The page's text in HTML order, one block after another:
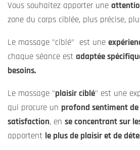
Vous souhaitez apporter une
zone du corps ciblée, plus précise,
Le massage "ciblé" est une
chaque séance est adaptée
besoins.
Le massage "plaisir ciblé" est une
qui procure un profond sentiment
satisfaction, en se concentrant sur
apportent le plus de plaisir et de